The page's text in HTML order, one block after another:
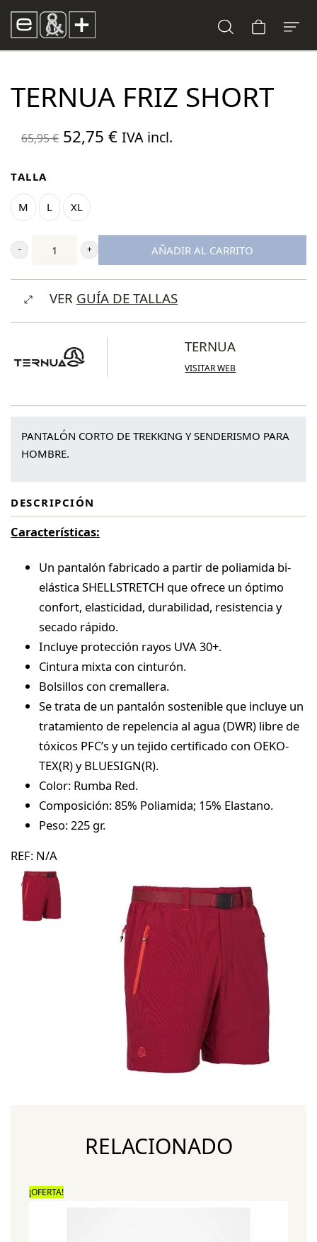
TERNUA FRIZ SHORT
65,95€ El
era:
65,95 €.
52,75 €El
IVA incl.
TALLA
M L XL
Ternua
Friz
Short
AÑADIR AL CARRITO
VER GUÍA DE TALLAS
TERNUA
VISITAR WEB
PANTALÓN CORTO DE TREKKING Y SENDERISMO PARA
HOMBRE.
DESCRIPCIÓN
Características:
Un pantalón fabricado a partir de poliamida bi-
elástica SHELLSTRETCH que ofrece un óptimo
confort, elasticidad, durabilidad, resistencia y
secado rápido.
Incluye protección rayos UVA 30+.
Cintura mixta con cinturón.
Bolsillos con cremallera.
Se trata de un pantalón sostenible que incluye un
tratamiento de repelencia al agua (DWR) libre de
tóxicos PFC’s y un tejido certificado con OEKO-
TEX(R) y BLUESIGN(R).
Color: Rumba Red.
Composición: 85% Poliamida; 15% Elastano.
Peso: 225 gr.
REF: N/A
RELACIONADO
¡OFERTA!